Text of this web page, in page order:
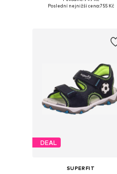
Dostupné v mnoha velikostech
Poslední nejnižší cena:755 Kč
DEAL
SUPERFIT